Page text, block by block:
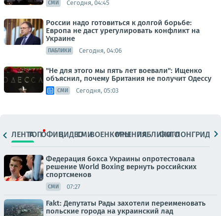
СМИ Сегодня, 04:45
России надо готовиться к долгой борьбе:
Европа не даст урегулировать конфликт на
Украине
ПАБЛИКИ Сегодня, 04:06
"Не для этого мы пять лет воевали": Ищенко
объяснил, почему Британия не получит Одессу
СМИ Сегодня, 05:03
ЛЕНТАТОПОФИЦ.ВИДЕОСМИВОЕНКОРЫМНЕНИЯПАБЛИКИ
ФОТОЛОНГРИДЫ
Федерация бокса Украины опротестовала
решение World Boxing вернуть российских
спортсменов
СМИ 07:27
Fakt: Депутаты Рады захотели переименовать
польские города на украинский лад